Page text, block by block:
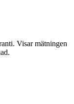
Visar mätningen